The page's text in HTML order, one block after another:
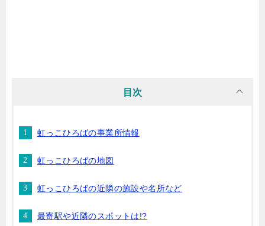
目次
虹っこひろばの事業所情報
虹っこひろばの地図
虹っこひろばの近隣の施設や名所など
最寄駅や近隣のスポットは!?